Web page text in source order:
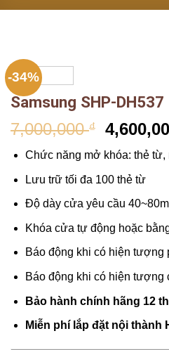
-34%
Samsung SHP-DH537
7,000,000₫
Chức năng mở khóa: thẻ từ,
Lưu trữ tối đa 100 thẻ từ
Độ dày cửa yêu cầu
Khóa cửa tự động hoặc
Báo động khi có hiện tượng
Báo động khi có hiện tượng
Bảo hành chính hãng 12
Miễn phí lắp đặt nội thành